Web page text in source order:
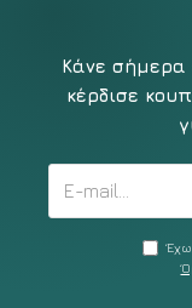
Κάνε
κέρδισε
Έχω